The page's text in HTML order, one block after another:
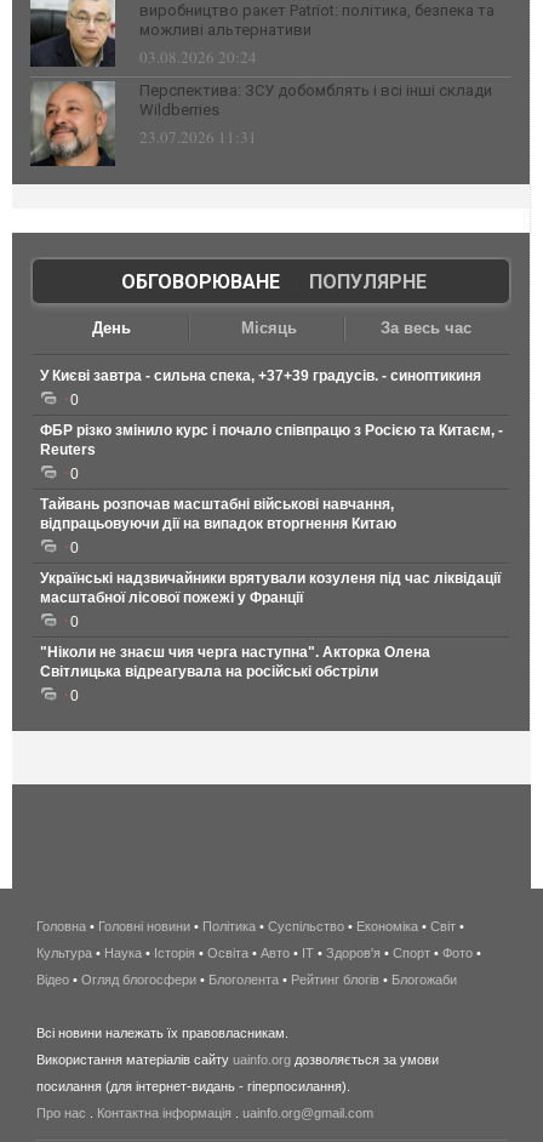
виробництво ракет Patriot: політика, безпека та
можливі альтернативи
03.08.2026 20:24
Перспектива: ЗСУ добомблять і всі інші склади
Wildberries
23.07.2026 11:31
ОБГОВОРЮВАНЕ| ПОПУЛЯРНЕ
День Місяць За весь час
У Києві завтра - сильна спека, +37+39 градусів. - синоптикиня
0
ФБР різко змінило курс і почало співпрацю з Росією та Китаєм, -
Reuters
0
Тайвань розпочав масштабні військові навчання,
відпрацьовуючи дії на випадок вторгнення Китаю
0
Українські надзвичайники врятували козуленя під час ліквідації
масштабної лісової пожежі у Франції
0
"Ніколи не знаєш чия черга наступна". Акторка Олена
Світлицька відреагувала на російські обстріли
0
беспроводной
интернет
киев
wimax
в
Головна • Головні новини • Політика • Суспільство • Економіка • Світ •
Культура • Наука • Історія • Освіта • Авто • IT • Здоров'я • Спорт • Фото •
Відео • Огляд блогосфери • Блоголента • Рейтинг блогів • Блогожаби
Всі новини належать їх правовласникам.
Використання матеріалів сайту uainfo.org дозволяється за умови
посилання (для інтернет-видань - гіперпосилання).
Про нас
Контактна інформація uainfo.org@gmail.com